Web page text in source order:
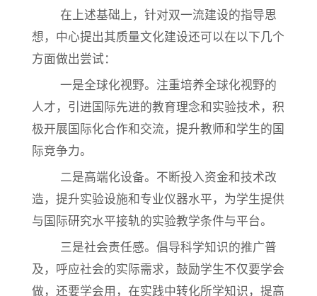
在上述基础上，针对双一流建设的指导思
想，中心提出其质量文化建设还可以在以下几个
方面做出尝试：
一是全球化视野。注重培养全球化视野的
人才，引进国际先进的教育理念和实验技术，积
极开展国际化合作和交流，提升教师和学生的国
际竞争力。
二是高端化设备。不断投入资金和技术改
造，提升实验设施和专业仪器水平，为学生提供
与国际研究水平接轨的实验教学条件与平台。
三是社会责任感。倡导科学知识的推广普
及，呼应社会的实际需求，鼓励学生不仅要学会
做，还要学会用，在实践中转化所学知识，提高